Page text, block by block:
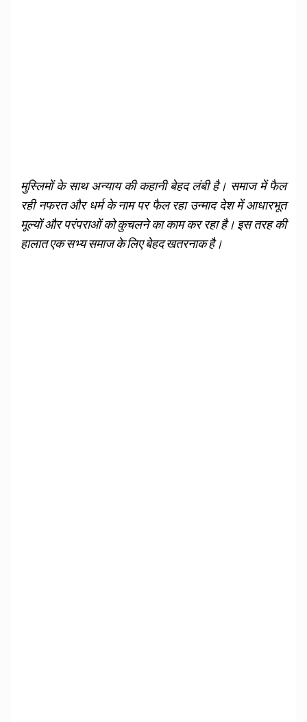
मुस्लिमों के साथ अन्याय की कहानी बेहद लंबी है। समाज में फैल
रही नफरत और धर्म के नाम पर फैल रहा उन्माद देश में आधारभूत
मूल्यों और परंपराओं को कुचलने का काम कर रहा है। इस तरह की
हालात एक सभ्य समाज के लिए बेहद खतरनाक है।